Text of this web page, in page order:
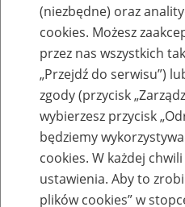
Szkolenia
Zaproś ZUS do
(niezbędne) oraz
cookies. Możesz
przez nas wszystkich
„Przejdź do serwisu”)
zgody (przycisk
wybierzesz przycisk
będziemy
cookies. W każdej
ustawienia. Aby to
plików cookies” w